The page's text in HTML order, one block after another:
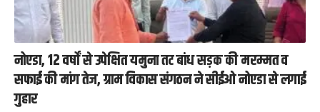
नोएडा, 12 वर्षों से उपेक्षित यमुना तट बांध सड़क की मरम्मत व
सफाई की मांग तेज, ग्राम विकास संगठन ने सीईओ नोएडा से लगाई
गुहार